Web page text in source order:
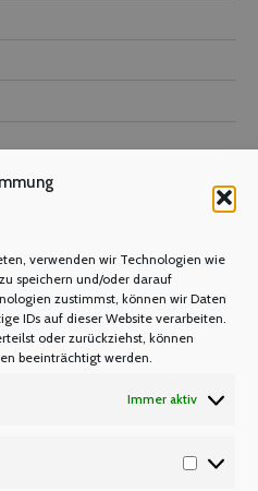
verwenden wir Technologien wie
speichern und/oder darauf
zustimmst, können wir Daten
IDs auf dieser Website verarbeiten.
oder zurückziehst, können
beeinträchtigt werden.
Immer aktiv